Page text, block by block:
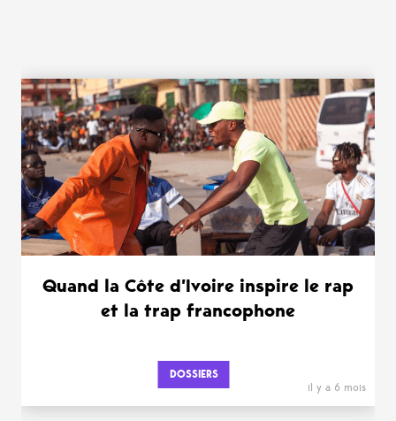
WANT MORE ?
Quand la Côte d’Ivoire inspire le rap
et la trap francophone
DOSSIERS
il y a 6 mois